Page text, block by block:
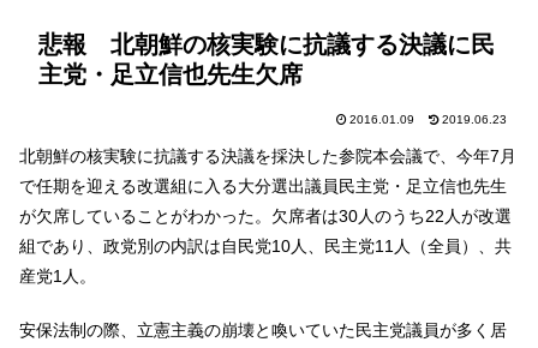
悲報 北朝鮮の核実験に抗議する決議に民
主党・足立信也先生欠席
2016.01.09 2019.06.23
北朝鮮の核実験に抗議する決議を採決した参院本会議で、今年7月
で任期を迎える改選組に入る大分選出議員民主党・足立信也先生
が欠席していることがわかった。欠席者は30人のうち22人が改選
組であり、政党別の内訳は自民党10人、民主党11人（全員）、共
産党1人。
安保法制の際、立憲主義の崩壊と喚いていた民主党議員が多く居